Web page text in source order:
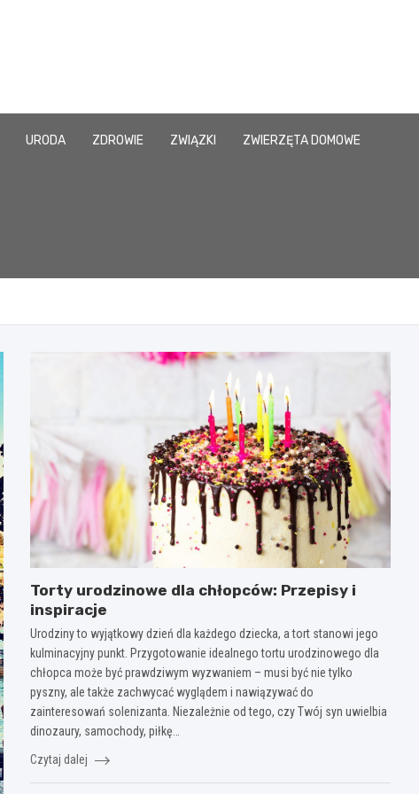
URODA ZDROWIE ZWIĄZKI ZWIERZĘTA DOMOWE
Torty urodzinowe dla chłopców: Przepisy i
inspiracje
Urodziny to wyjątkowy dzień dla każdego dziecka, a tort stanowi jego
kulminacyjny punkt. Przygotowanie idealnego tortu urodzinowego dla
chłopca może być prawdziwym wyzwaniem – musi być nie tylko
pyszny, ale także zachwycać wyglądem i nawiązywać do
zainteresowań solenizanta. Niezależnie od tego, czy Twój syn uwielbia
dinozaury, samochody, piłkę…
Czytaj dalej